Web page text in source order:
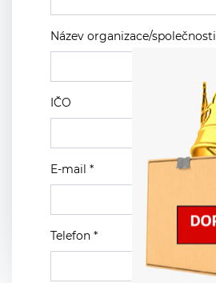
Název organizace/společnosti
IČO
E-mail *
Telefon *